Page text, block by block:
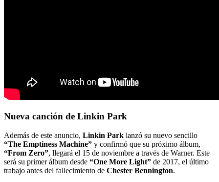
Nueva canción de Linkin Park
Además de este anuncio, Linkin Park lanzó su nuevo sencillo
“The Emptiness Machine” y confirmó que su próximo álbum,
“From Zero”, llegará el 15 de noviembre a través de Warner. Este
será su primer álbum desde “One More Light” de 2017, el último
trabajo antes del fallecimiento de Chester Bennington.